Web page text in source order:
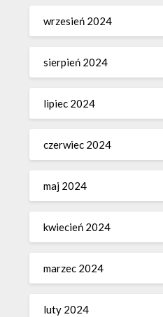
wrzesień 2024
sierpień 2024
lipiec 2024
czerwiec 2024
maj 2024
kwiecień 2024
marzec 2024
luty 2024